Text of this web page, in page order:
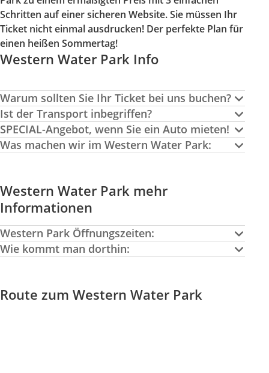
Schritten auf einer sicheren Website. Sie müssen Ihr
Ticket nicht einmal ausdrucken! Der perfekte Plan für
einen heißen Sommertag!
Western Water Park Info
Warum sollten Sie Ihr Ticket bei uns buchen?
Ist der Transport inbegriffen?
SPECIAL-Angebot, wenn Sie ein Auto mieten!
Was machen wir im Western Water Park:
Western Water Park mehr
Informationen
Western Park Öffnungszeiten:
Wie kommt man dorthin:
Route zum Western Water Park